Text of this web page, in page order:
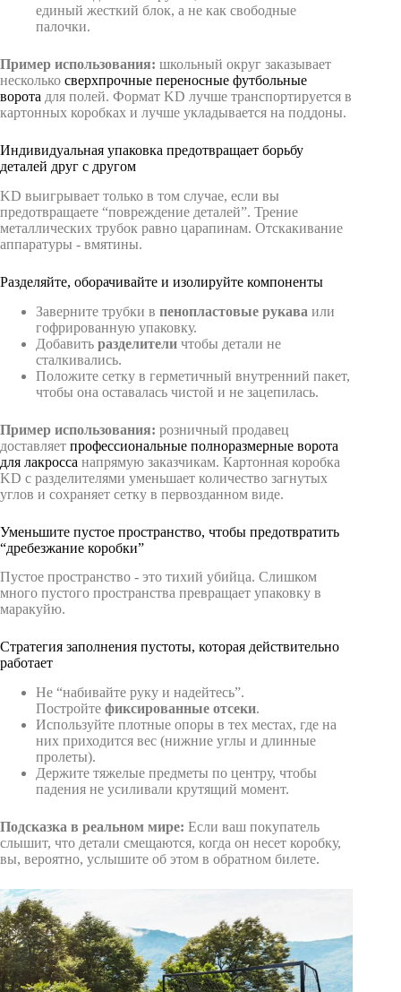
единый жесткий блок, а не как свободные
палочки.
Пример использования: школьный округ заказывает
несколько сверхпрочные переносные футбольные
ворота для полей. Формат KD лучше транспортируется в
картонных коробках и лучше укладывается на поддоны.
Индивидуальная упаковка предотвращает борьбу
деталей друг с другом
KD выигрывает только в том случае, если вы
предотвращаете “повреждение деталей”. Трение
металлических трубок равно царапинам. Отскакивание
аппаратуры - вмятины.
Разделяйте, оборачивайте и изолируйте компоненты
Заверните трубки в пенопластовые рукава или
гофрированную упаковку.
Добавить разделители чтобы детали не
сталкивались.
Положите сетку в герметичный внутренний пакет,
чтобы она оставалась чистой и не зацепилась.
Пример использования: розничный продавец
доставляет профессиональные полноразмерные ворота
для лакросса напрямую заказчикам. Картонная коробка
KD с разделителями уменьшает количество загнутых
углов и сохраняет сетку в первозданном виде.
Уменьшите пустое пространство, чтобы предотвратить
“дребезжание коробки”
Пустое пространство - это тихий убийца. Слишком
много пустого пространства превращает упаковку в
маракуйю.
Стратегия заполнения пустоты, которая действительно
работает
Не “набивайте руку и надейтесь”.
Постройте фиксированные отсеки.
Используйте плотные опоры в тех местах, где на
них приходится вес (нижние углы и длинные
пролеты).
Держите тяжелые предметы по центру, чтобы
падения не усиливали крутящий момент.
Подсказка в реальном мире: Если ваш покупатель
слышит, что детали смещаются, когда он несет коробку,
вы, вероятно, услышите об этом в обратном билете.